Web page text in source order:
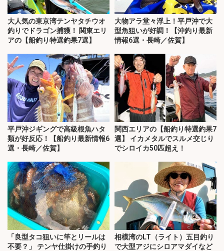
大人気の東京湾テンヤタチウオ
釣りでドラゴン捕獲！ 関東エリ
アの【船釣り特選釣果7選】
大物アラ堂々浮上！平戸沖で大
型魚狙いが好調！【沖釣り最新
情報6選・長崎／佐賀】
平戸沖ジギングで高級根魚ハタ
類が好反応！【船釣り最新情報6
選・長崎／佐賀】
関西エリアの【船釣り特選釣果7
選】 イカメタルでスルメ交じり
でシロイカ50匹超え！
「良型タコ狙いに竿とリールは
不要？」 テンヤ仕掛けの手釣り
相模湾のLT（ライト）五目釣り
で大型アジにシロアマダイなど